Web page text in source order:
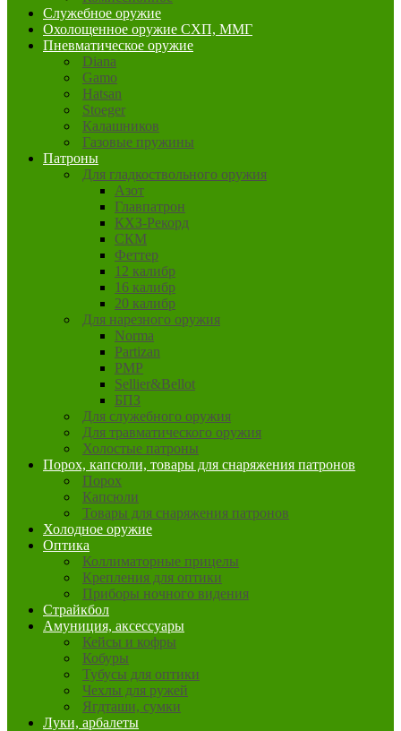
Служебное оружие
Охолощенное оружие СХП, ММГ
Пневматическое оружие
Diana
Gamo
Hatsan
Stoeger
Калашников
Газовые пружины
Патроны
Для гладкоствольного оружия
Азот
Главпатрон
КХЗ-Рекорд
СКМ
Феттер
12 калибр
16 калибр
20 калибр
Для нарезного оружия
Norma
Partizan
PMP
Sellier&Bellot
БПЗ
Для служебного оружия
Для травматического оружия
Холостые патроны
Порох, капсюли, товары для снаряжения патронов
Порох
Капсюли
Товары для снаряжения патронов
Холодное оружие
Оптика
Коллиматорные прицелы
Крепления для оптики
Приборы ночного видения
Страйкбол
Амуниция, аксессуары
Кейсы и кофры
Кобуры
Тубусы для оптики
Чехлы для ружей
Ягдташи, сумки
Луки, арбалеты